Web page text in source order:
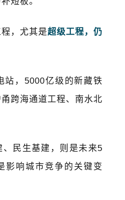
，尤其是超级工程，仍
站，5000亿级的新藏铁
跨海通道工程、南水北
民生基建，则是未来5
影响城市竞争的关键变